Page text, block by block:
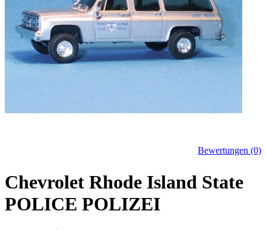
Bewertungen (0)
Chevrolet Rhode Island State
POLICE POLIZEI